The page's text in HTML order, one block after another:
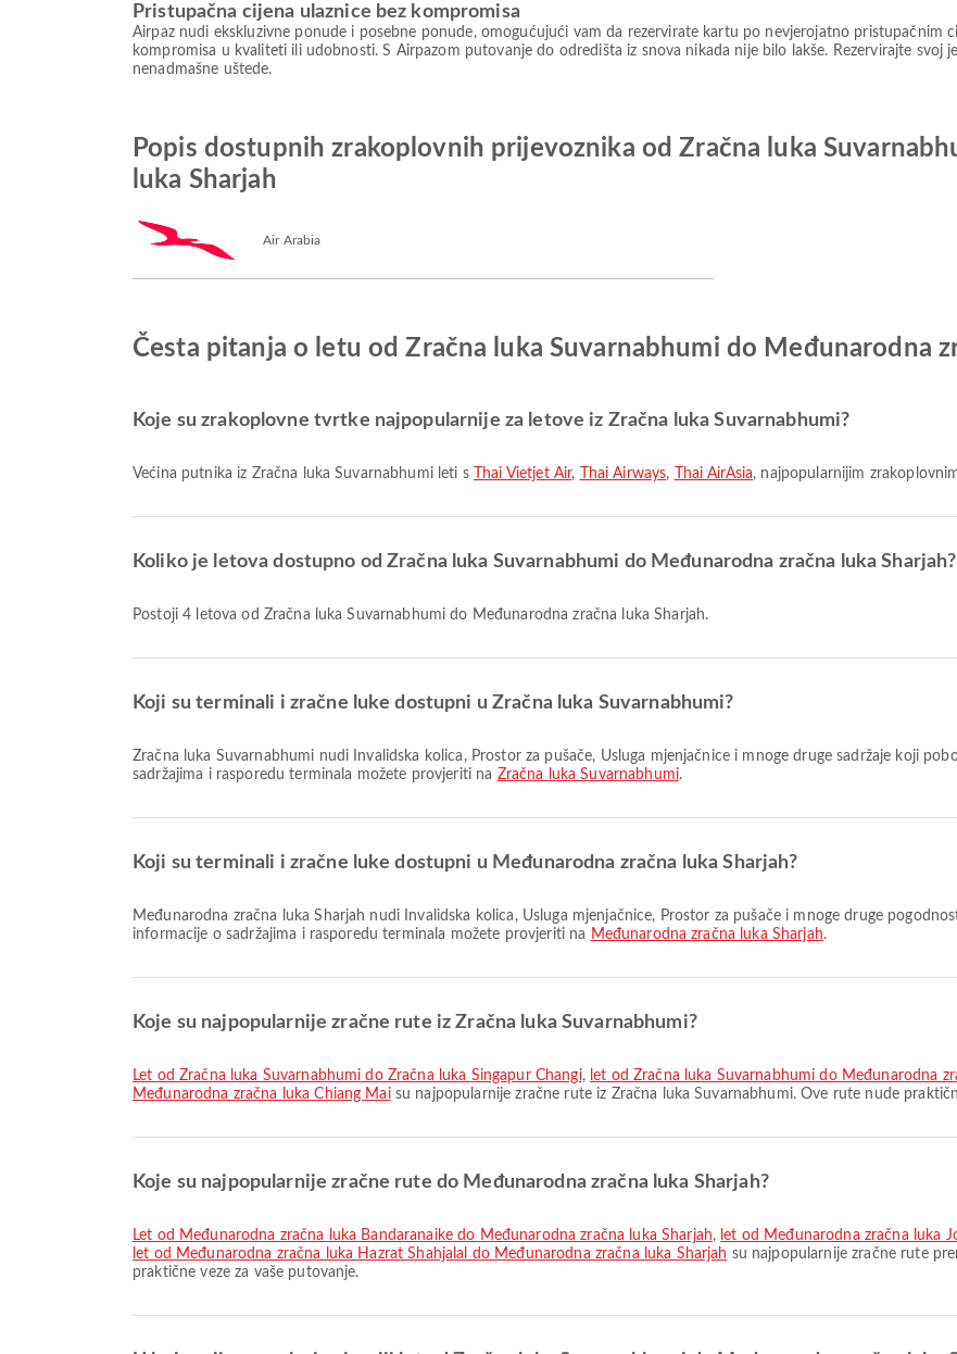
Pristupačna cijena ulaznice bez kompromisa
Airpaz nudi ekskluzivne ponude i posebne ponude, omogućujući vam da rezervirate kartu po nevjerojatno pristupačnim
kompromisa u kvaliteti ili udobnosti. S Airpazom putovanje do odredišta iz snova nikada nije bilo lakše. Rezervirajte
nenadmašne uštede.
Popis dostupnih zrakoplovnih prijevoznika od Zračna luka
luka Sharjah
Air Arabia
Česta pitanja o letu od Zračna luka Suvarnabhumi do Međunarodna
Koje su zrakoplovne tvrtke najpopularnije za letove iz Zračna luka Suvarnabhumi?
Većina putnika iz Zračna luka Suvarnabhumi leti s Thai Vietjet Air, Thai Airways, Thai AirAsia, najpopularnijim
Koliko je letova dostupno od Zračna luka Suvarnabhumi do Međunarodna zračna luka Sharjah?
Postoji 4 letova od Zračna luka Suvarnabhumi do Međunarodna zračna luka Sharjah.
Koji su terminali i zračne luke dostupni u Zračna luka Suvarnabhumi?
Zračna luka Suvarnabhumi nudi Invalidska kolica, Prostor za pušače, Usluga mjenjačnice i mnoge druge sadržaje koji poboljšavaju vaše putničko iskustvo. Detaljne informacije o
sadržajima i rasporedu terminala možete provjeriti na Zračna luka Suvarnabhumi.
Koji su terminali i zračne luke dostupni u Međunarodna zračna luka Sharjah?
Međunarodna zračna luka Sharjah nudi Invalidska kolica, Usluga mjenjačnice, Prostor za pušače i mnoge druge pogodnosti kako bi poboljšao vaše putovanje. Detaljne
informacije o sadržajima i rasporedu terminala možete provjeriti na Međunarodna zračna luka Sharjah.
Koje su najpopularnije zračne rute iz Zračna luka Suvarnabhumi?
let od Zračna luka Suvarnabhumi do Zračna luka Singapur Changi, let od Zračna luka Suvarnabhumi do Međunarodna
Međunarodna zračna luka Chiang Maisu najpopularnije zračne rute iz Zračna luka Suvarnabhumi. Ove rute nude
Koje su najpopularnije zračne rute do Međunarodna zračna luka Sharjah?
let od Međunarodna zračna luka Bandaranaike do Međunarodna zračna luka Sharjah, let od Međunarodna zračna luka
let od Međunarodna zračna luka Hazrat Shahjalal do Međunarodna zračna luka Sharjah su najpopularnije zračne rute
praktične veze za vaše putovanje.